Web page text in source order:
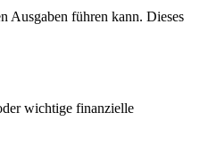
Ausgaben führen kann. Dieses
wichtige finanzielle